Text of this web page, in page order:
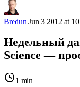
Bredun Jun 3 2012 at
Недельный
Science —
1 min